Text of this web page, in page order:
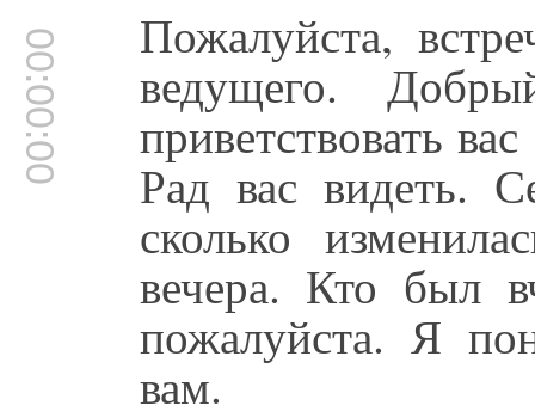
00:00:00 Пожалуйста,
ведущего.
приветствовать
Рад вас видеть.
сколько
вечера. Кто был
пожалуйста. Я
вам.